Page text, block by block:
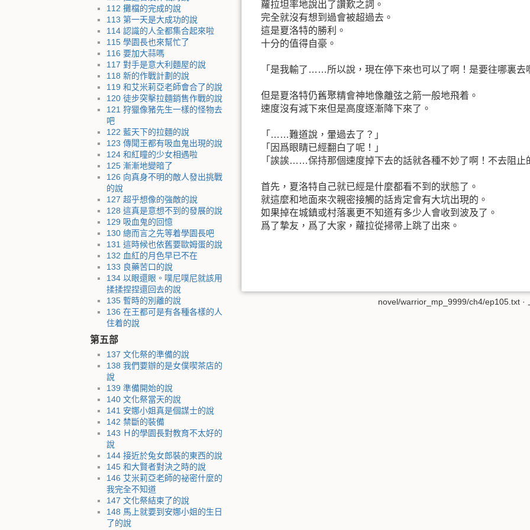
112 攤檔的完成的說
113 第一天是大成功的說
114 認識的人全都集合起來啦
115 學園長也來幫忙了
116 要加大蒜嗎
117 對手是意大利麵屋的說
118 新的作戰計劃的說
119 和艾米莉亞老師會合了的說
120 徒步突擊拉麵銷售作戰的說
121 狩獵像豬先生一樣的怪物去
吧
122 藍天下的拉麵的說
123 傳聞王都有吸血鬼出現的說
124 和紅瞳的少女相遇啦
125 漸漸地變暗了
126 向真身不明的敵人發出挑戰
的說
127 超乎想像的強敵的說
128 這真是意想不到的發展的說
129 吸血鬼的回憶
130 總而言之先等着學園長吧
131 這時候也依舊要歐姆蛋的說
132 血紅的月色早已不在
133 良藥苦口的說
134 以眼還眼。噗尼噗尼就該用
揉揉捏捏還回去的說
135 暫時的別離的說
136 在王都可是有各種各樣的人
住着的說
第五部
137 文化祭的準備的說
138 我們要辦的是女僕喫茶店的
說
139 準備開始的說
140 文化祭當天的說
141 安娜小姐真是個謀士的說
142 禁斷的裝備
143 Ｈ的學園長對教育不太好的
說
144 接近於兔女郎裝的東西的說
145 和大賢者對決之時的說
146 艾米莉亞老師的祕密什麼的
我完全不知道
147 文化祭結束了的說
148 馬上就要到安娜小姐的生日
了的說
蘿拉坦率地說出了讚歎之詞。
完全就沒有想到過會被超過去。
這是夏洛特的勝利。
十分的值得自豪。
「是我輸了……所以說，現在停下來也可以了啊！是要往哪裏去
但是夏洛特仍舊聚精會神地像離弦之箭一般地飛着。
速度沒有減下來但是高度逐漸降下來了。
「……難道說，暈過去了？」
「因爲眼睛已經翻白了呢！」
「誒誒……保持那個速度掉下去的話就各種不妙了啊！不去阻止
首先，夏洛特自己就已經是什麼都看不到的狀態了。
就這麼和地面來次親密接觸的話肯定會有大坑出現的。
如果掉在城鎮或村落裏更不知道有多少人會收到波及了。
爲了摯友，爲了大家，蘿拉從掃帚上跳了出來。
novel/warrior_mp_9999/ch4/ep105.txt ·